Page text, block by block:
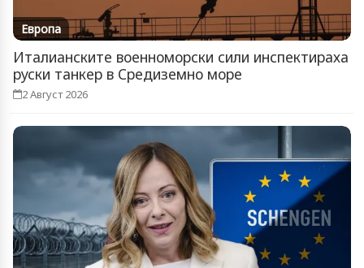
Европа
Италианските военноморски сили инспектираха
руски танкер в Средиземно море
2 Август 2026